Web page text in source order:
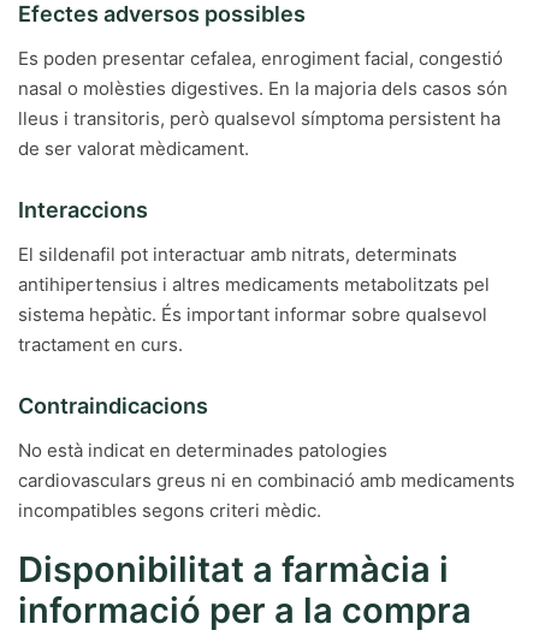
Efectes adversos possibles
Es poden presentar cefalea, enrogiment facial, congestió
nasal o molèsties digestives. En la majoria dels casos són
lleus i transitoris, però qualsevol símptoma persistent ha
de ser valorat mèdicament.
Interaccions
El sildenafil pot interactuar amb nitrats, determinats
antihipertensius i altres medicaments metabolitzats pel
sistema hepàtic. És important informar sobre qualsevol
tractament en curs.
Contraindicacions
No està indicat en determinades patologies
cardiovasculars greus ni en combinació amb medicaments
incompatibles segons criteri mèdic.
Disponibilitat a farmàcia i
informació per a la compra